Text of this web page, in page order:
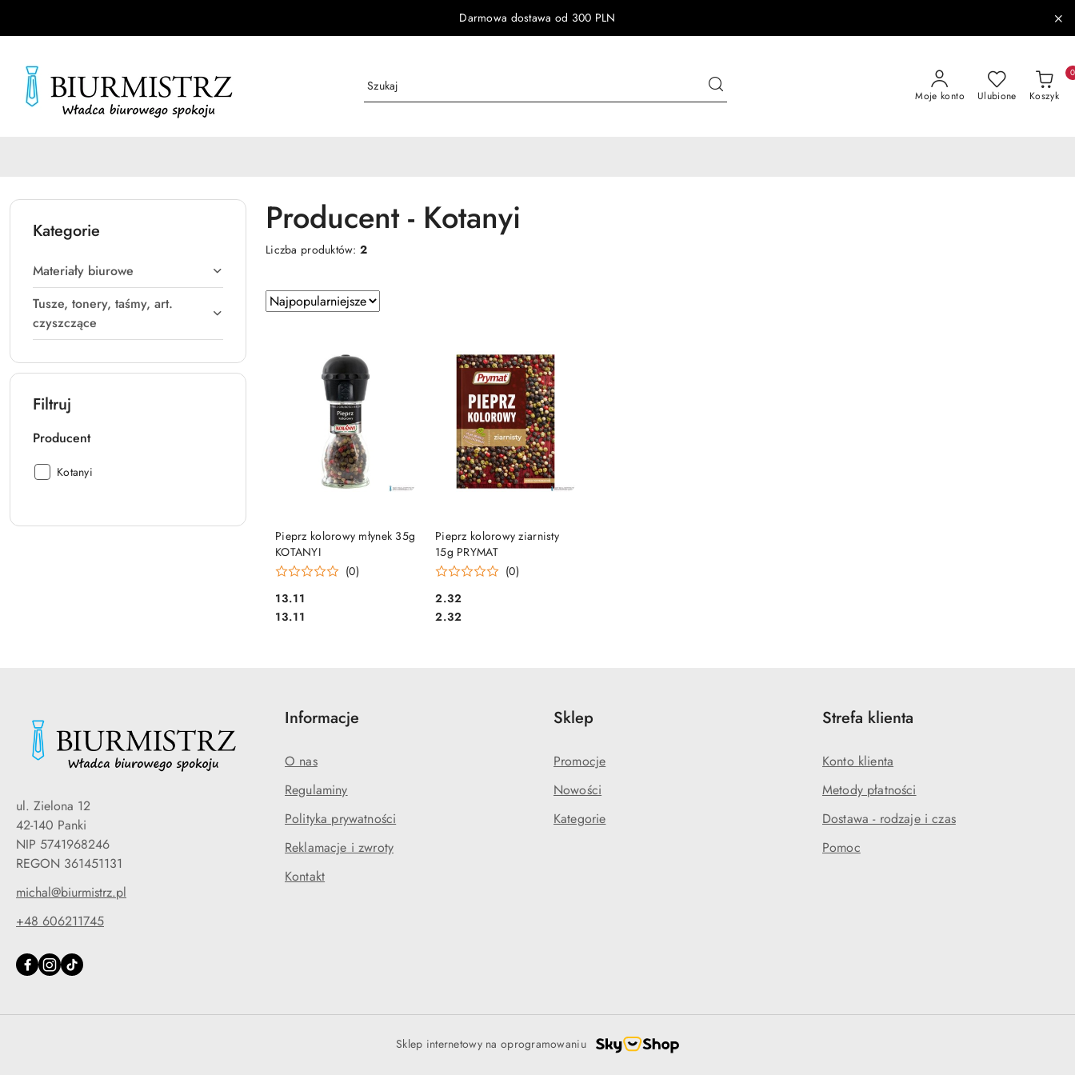
Darmowa dostawa od 300 PLN
Moje konto Ulubione Koszyk
0
Kategorie
Materiały biurowe
Tusze, tonery, taśmy, art.
czyszczące
Filtruj
Producent
Producent:
Kotanyi
Producent - Kotanyi
Liczba produktów:2
Zastosowano
sortowanie:
Sortuj
według
Pieprz kolorowy młynek 35g
KOTANYI
(0)
Cena:
13.11
Cena:
13.11
DO KOSZYKA
Pieprz kolorowy ziarnisty
15g PRYMAT
(0)
Cena:
2.32
Cena:
2.32
DO KOSZYKA
ul. Zielona 12
42-140 Panki
NIP 5741968246
REGON 361451131
michal@biurmistrz.pl
+48 606211745
Informacje
O nas
Regulaminy
Polityka prywatności
Reklamacje i zwroty
Kontakt
Sklep
Promocje
Nowości
Kategorie
Strefa klienta
Konto klienta
Metody płatności
Dostawa - rodzaje i czas
Pomoc
Sklep internetowy na oprogramowaniu